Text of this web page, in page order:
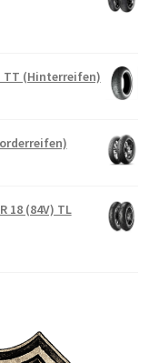
TT (Hinterreifen)
18 (84V) TL